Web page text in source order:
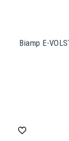
Biamp E-